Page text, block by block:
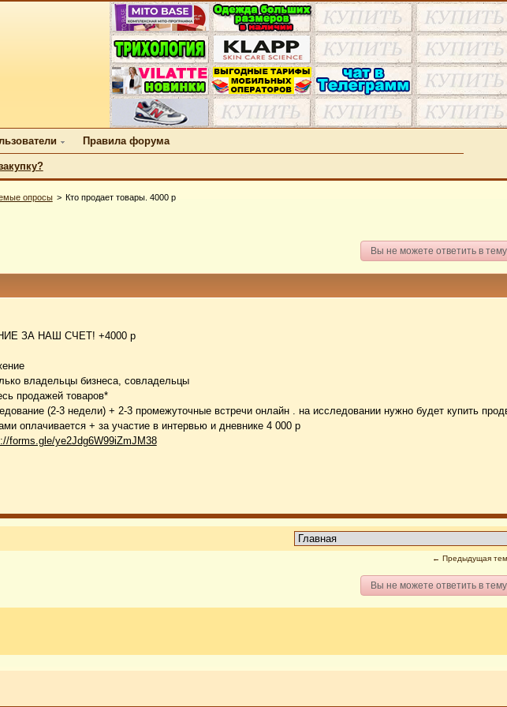
Правила форума
опросы Кто продает товары. 4000 р
Вы не можете ответить в тему
ЗА НАШ СЧЕТ! +4000 р
владельцы бизнеса, совладельцы
продажей товаров*
(2-3 недели) + 2-3 промежуточные встречи онлайн . на исследовании нужно будет купить
оплачивается + за участие в интервью и дневнике 4 000 р
forms.gle/ye2Jdg6W99iZmJM38
← Предыдущая
Вы не можете ответить в тему